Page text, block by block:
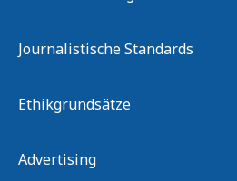
Journalistische Standards
Ethikgrundsätze
Advertising